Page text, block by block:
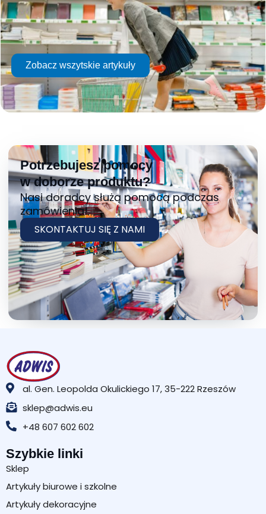
Zobacz wszytskie artykuły
Potrzebujesz pomocy
w doborze produktu?
Nasi doradcy służą pomocą podczas
zamówienia!
SKONTAKTUJ SIĘ Z NAMI
al. Gen. Leopolda Okulickiego 17, 35-222 Rzeszów
sklep@adwis.eu
+48 607 602 602
Szybkie linki
Sklep
Artykuły biurowe i szkolne
Artykuły dekoracyjne